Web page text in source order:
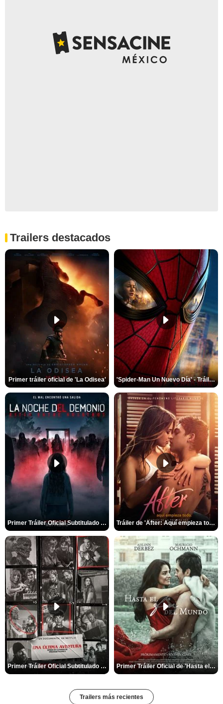
Trailers destacados
Primer tráiler oficial de 'La Odisea' 'Spider-Man Un Nuevo Día' - Tráiler oficial subtitulado
Primer Tráiler Oficial Subtitulado de 'La Noche Del Demonio: Están Entre Nosotros' Tráiler de 'After: Aquí empieza todo'
Primer Tráiler Oficial Subtitulado de 'Una última aventura: Detrás de cámaras de Stranger Things 5' Primer Tráiler Oficial de 'Hasta el fin del mundo'
Trailers más recientes